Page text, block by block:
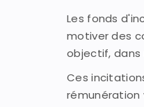
Les fonds
motiver des
objectif, dans
Ces
rémunération